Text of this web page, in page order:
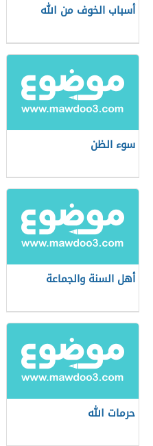
أسباب الخوف من الله
سوء الظن
أهل السنة والجماعة
حرمات الله